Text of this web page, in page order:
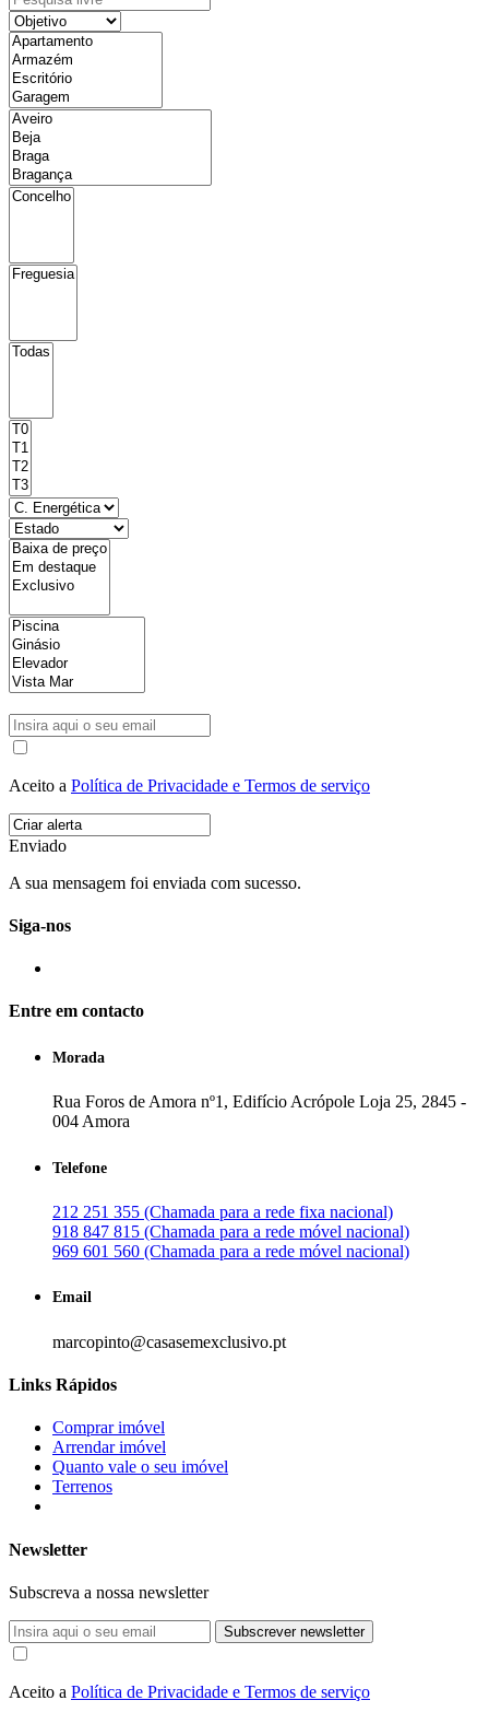
Aceito a Política de Privacidade e Termos de serviço
Enviado
A sua mensagem foi enviada com sucesso.
Siga-nos
Entre em contacto
Morada
Rua Foros de Amora nº1, Edifício Acrópole Loja 25, 2845 -
004 Amora
Telefone
212 251 355 (Chamada para a rede fixa nacional)
918 847 815 (Chamada para a rede móvel nacional)
969 601 560 (Chamada para a rede móvel nacional)
Email
marcopinto@casasemexclusivo.pt
Links Rápidos
Comprar imóvel
Arrendar imóvel
Quanto vale o seu imóvel
Terrenos
Newsletter
Subscreva a nossa newsletter
Subscrever newsletter
Aceito a Política de Privacidade e Termos de serviço